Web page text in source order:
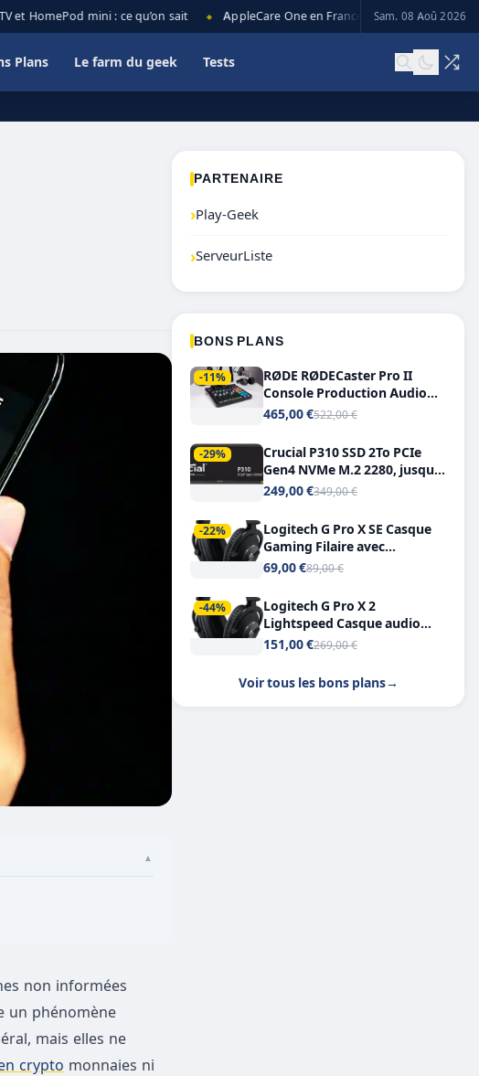
HomePod mini : ce qu’on sait AppleCare One en France : prix, couverture et
Sam. 08 Aoû 2026
Plans Le farm du geek Tests
▲
non informées
un phénomène
mais elles ne
crypto monnaies ni
PARTENAIRE
›Play-Geek
›ServeurListe
BONS PLANS
-11%
RØDE RØDECaster Pro II
Console Production Audio
Tout-en-Un, Bluetooth et
465,00 €522,00 €
-29%
Crucial P310 SSD 2To PCIe
Gen4 NVMe M.2 2280, jusqu’à
7.100 Mo/s
249,00 €349,00 €
-22%
Logitech G Pro X SE Casque
Gaming Filaire avec
Microphone Micro
7.1
69,00 €89,00 €
-44%
Logitech G Pro X 2
Lightspeed Casque audio
bluetooth
151,00 €269,00 €
Voir tous les bons plans→